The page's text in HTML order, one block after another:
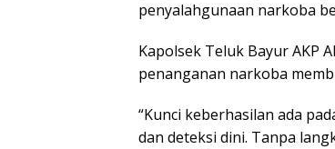
penyalahgunaan narkoba
Kapolsek Teluk Bayur AKP
penanganan narkoba
“Kunci keberhasilan ada
dan deteksi dini. Tanpa